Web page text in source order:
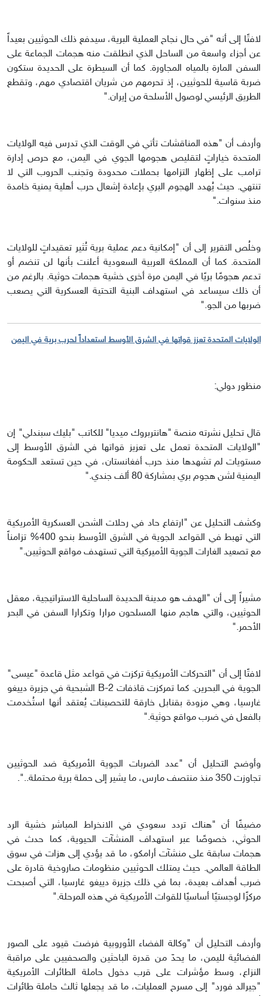
لافتًا إلى أنه "في حال نجاح العملية البرية، سيدفع ذلك الحوثيين بعيداً
عن أجزاء واسعة من الساحل الذي انطلقت منه هجمات الجماعة على
السفن المارة بالمياه المجاورة. كما أن السيطرة على الحديدة ستكون
ضربة قاسية للحوثيين، إذ تحرمهم من شريان اقتصادي مهم، وتقطع
الطريق الرئيسي لوصول الأسلحة من إيران."
وأردف أن "هذه المناقشات تأتي في الوقت الذي تدرس فيه الولايات
المتحدة خياراتٍ لتقليص هجومها الجوي في اليمن، مع حرص إدارة
ترامب على إظهار التزامها بحملات محدودة وتجنب الحروب التي لا
تنتهي. حيث يُهدد الهجوم البري بإعادة إشعال حرب أهلية يمنية خامدة
منذ سنوات."
وخلُص التقرير إلى أن "إمكانية دعم عملية برية تُثير تعقيداتٍ للولايات
المتحدة. كما أن المملكة العربية السعودية أعلنت بأنها لن تنضم أو
تدعم هجومًا بريًا في اليمن مرة أخرى خشية هجمات حوثية. بالرغم من
أن ذلك سيساعد في استهداف البنية التحتية العسكرية التي يصعب
ضربها من الجو."
الولايات المتحدة تعزز قواتها في الشرق الأوسط استعداداً لحرب برية في اليمن
منظور دولي:
قال تحليل نشرته منصة "هانتربروك ميديا" للكاتب "بليك سبندلي" إن
"الولايات المتحدة تعمل على تعزيز قواتها في الشرق الأوسط إلى
مستويات لم تشهدها منذ حرب أفغانستان، في حين تستعد الحكومة
اليمنية لشن هجوم بري بمشاركة 80 ألف جندي."
وكشف التحليل عن "ارتفاع حاد في رحلات الشحن العسكرية الأمريكية
التي تهبط في القواعد الجوية في الشرق الأوسط بنحو 400% تزامناً
مع تصعيد الغارات الجوية الأميركية التي تستهدف مواقع الحوثيين."
مشيراً إلى أن "الهدف هو مدينة الحديدة الساحلية الاستراتيجية، معقل
الحوثيين، والتي هاجم منها المسلحون مرارا وتكرارا السفن في البحر
الأحمر."
لافتًا إلى أن "التحركات الأمريكية تركزت في قواعد مثل قاعدة "عيسى"
الجوية في البحرين. كما تمركزت قاذفات B-2 الشبحية في جزيرة دييغو
غارسيا، وهي مزودة بقنابل خارقة للتحصينات يُعتقد أنها استُخدمت
بالفعل في ضرب مواقع حوثية."
وأوضح التحليل أن "عدد الضربات الجوية الأمريكية ضد الحوثيين
تجاوزت 350 منذ منتصف مارس، ما يشير إلى حملة برية محتملة..".
مضيفًا أن "هناك تردد سعودي في الانخراط المباشر خشية الرد
الحوثي، خصوصًا عبر استهداف المنشآت الحيوية، كما حدث في
هجمات سابقة على منشآت أرامكو، ما قد يؤدي إلى هزات في سوق
الطاقة العالمي. حيث يمتلك الحوثيين منظومات صاروخية قادرة على
ضرب أهداف بعيدة، بما في ذلك جزيرة دييغو غارسيا، التي أصبحت
مركزًا لوجستيًا أساسيًا للقوات الأمريكية في هذه المرحلة."
وأردف التحليل أن "وكالة الفضاء الأوروبية فرضت قيود على الصور
الفضائية لليمن، ما يحدّ من قدرة الباحثين والصحفيين على مراقبة
النزاع، وسط مؤشرات على قرب دخول حاملة الطائرات الأمريكية
"جيرالد فورد" إلى مسرح العمليات، ما قد يجعلها ثالث حاملة طائرات